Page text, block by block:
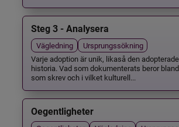
Steg 3 - Analysera
Vägledning
Ursprungssökning
Varje adoption är unik, likaså den
historia. Vad som dokumenterats beror
som skrev och i vilket kulturell...
Oegentligheter